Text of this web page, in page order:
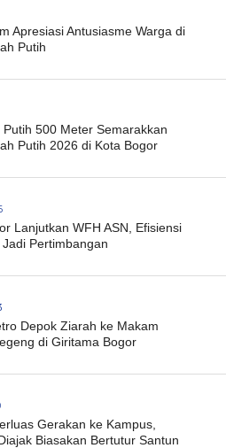
Apresiasi Antusiasme Warga di
Putih
500 Meter Semarakkan
Putih 2026 di Kota Bogor
Lanjutkan WFH ASN, Efisiensi
Pertimbangan
Depok Ziarah ke Makam
di Giritama Bogor
Gerakan ke Kampus,
Biasakan Bertutur Santun